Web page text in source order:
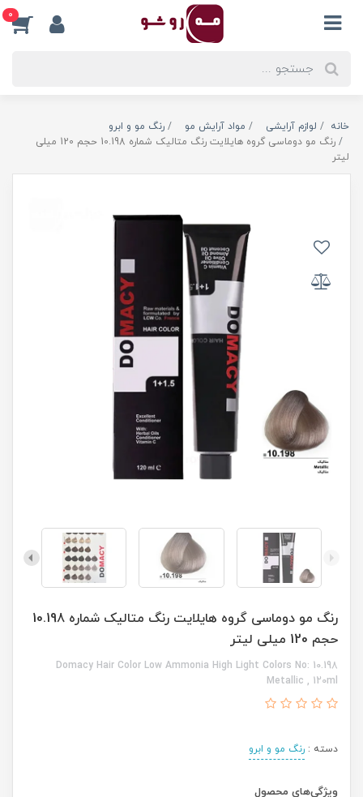
0
خانه لوازم آرایشی مواد آرایش مو
رنگ مو و ابرو
رنگ مو دوماسی گروه هایلایت رنگ متالیک شماره 10.198 حجم 120 میلی
لیتر
رنگ مو دوماسی گروه هایلایت رنگ متالیک شماره 10.198
حجم 120 میلی لیتر
Domacy Hair Color Low Ammonia High Light Colors No: 10.198
Metallic , 120ml
دسته : رنگ مو و ابرو
ویژگی‌های محصول